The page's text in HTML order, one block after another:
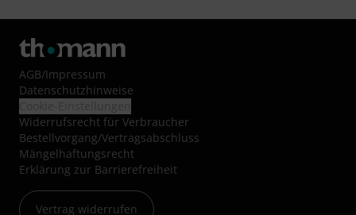
AGB/Impressum
Datenschutzhinweise
Widerrufsrecht für Verbraucher
Bestellvorgang/Vertragsabschluss
Mängelhaftungsrecht
Erklärung zur Barrierefreiheit
Vertrag widerrufen